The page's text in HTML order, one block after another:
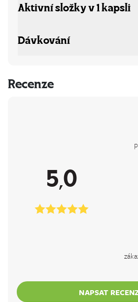
Aktivní složky v 1 kapsli
Dávkování
Recenze
5,0
NAPSAT